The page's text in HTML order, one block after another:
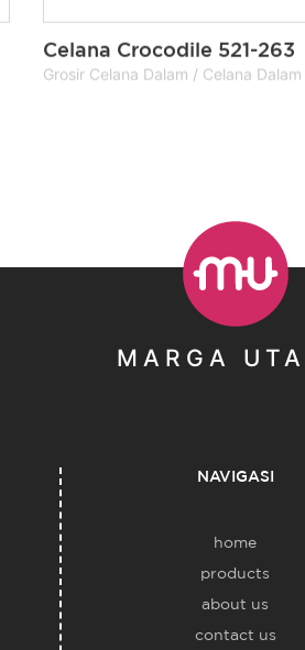
Celana Crocodile 521-263
Grosir Celana Dalam / Celana Dalam
MARGA
NAVIGASI
home
products
about us
contact us